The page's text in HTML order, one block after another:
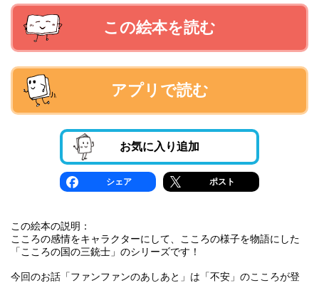
この絵本を読む
アプリで読む
お気に入り追加
シェア ポスト
この絵本の説明：
こころの感情をキャラクターにして、こころの様子を物語にした
「こころの国の三銃士」のシリーズです！
今回のお話「ファンファンのあしあと」は「不安」のこころが登